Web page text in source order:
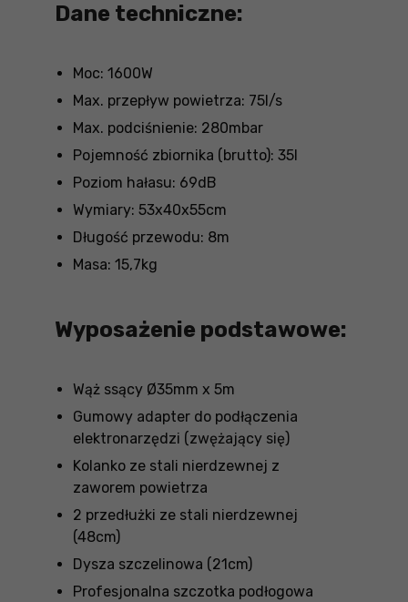
Dane techniczne:
Moc: 1600W
Max. przepływ powietrza: 75l/s
Max. podciśnienie: 280mbar
Pojemność zbiornika (brutto): 35l
Poziom hałasu: 69dB
Wymiary: 53x40x55cm
Długość przewodu: 8m
Masa: 15,7kg
Wyposażenie podstawowe:
Wąż ssący Ø35mm x 5m
Gumowy adapter do podłączenia
elektronarzędzi (zwężający się)
Kolanko ze stali nierdzewnej z
zaworem powietrza
2 przedłużki ze stali nierdzewnej
(48cm)
Dysza szczelinowa (21cm)
Profesjonalna szczotka podłogowa